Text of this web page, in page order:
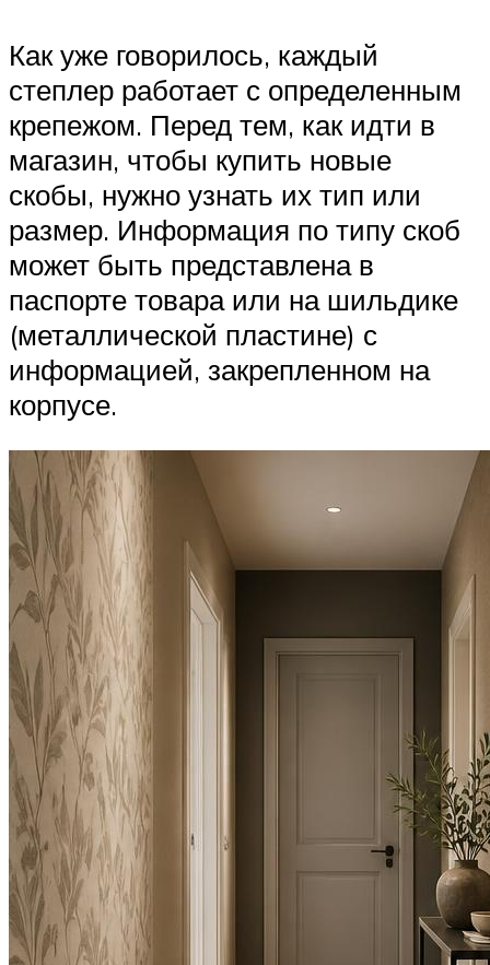
Как уже говорилось, каждый
степлер работает с определенным
крепежом. Перед тем, как идти в
магазин, чтобы купить новые
скобы, нужно узнать их тип или
размер. Информация по типу скоб
может быть представлена в
паспорте товара или на шильдике
(металлической пластине) с
информацией, закрепленном на
корпусе.